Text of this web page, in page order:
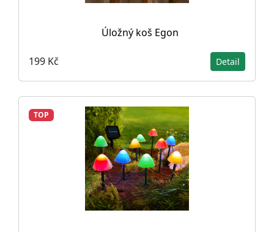
Úložný koš Egon
199 Kč Detail
TOP